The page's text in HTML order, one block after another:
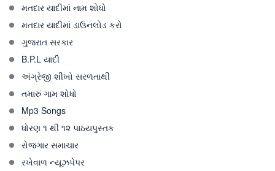
મતદાર યાદીમાં નામ શોધો
મતદાર યાદીમાં ડાઉનલોડ કરો
ગુજરાત સરકાર
B.P.L યાદી
અંગ્રેજી શીખો સરળતાથી
તમારું ગામ શોધો
Mp3 Songs
ધોરણ ૧ થી ૧૨ પાઠયપુસ્તક
રોજગાર સમાચાર
રખેવાળ ન્યૂઝપેપર